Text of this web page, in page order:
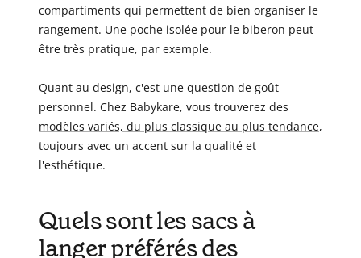
compartiments qui permettent de bien organiser le
rangement. Une poche isolée pour le biberon peut
être très pratique, par exemple.
Quant au design, c'est une question de goût
personnel. Chez Babykare, vous trouverez des
modèles variés, du plus classique au plus tendance,
toujours avec un accent sur la qualité et
l'esthétique.
Quels sont les sacs à
langer préférés des